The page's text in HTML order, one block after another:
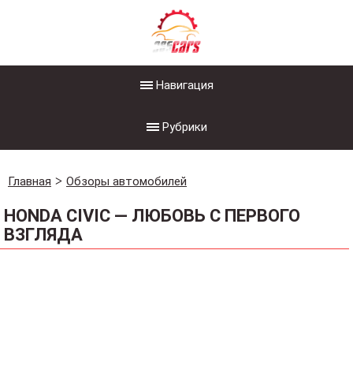
Навигация
Рубрики
Главная Обзоры автомобилей
HONDA CIVIC — ЛЮБОВЬ С ПЕРВОГО
ВЗГЛЯДА